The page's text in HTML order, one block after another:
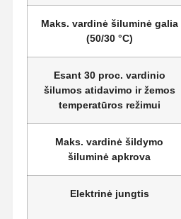
Maks. vardinė šiluminė galia
(50/30 °C)
Esant 30 proc. vardinio
šilumos atidavimo ir žemos
temperatūros režimui
Maks. vardinė šildymo
šiluminė apkrova
Elektrinė jungtis